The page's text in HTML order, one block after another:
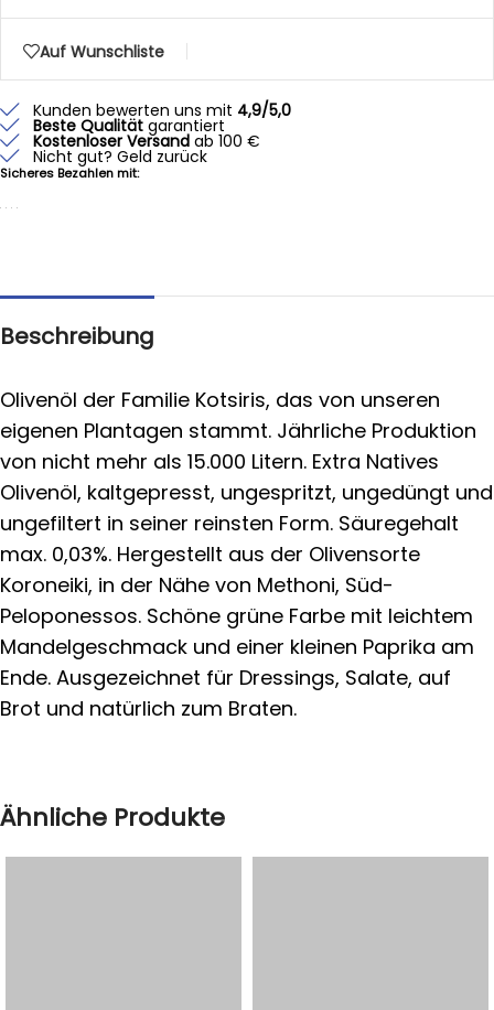
Auf Wunschliste
Kunden bewerten uns mit 4,9/5,0
Beste Qualität garantiert
Kostenloser Versand ab 100 €
Nicht gut? Geld zurück
Sicheres Bezahlen mit:
Beschreibung
Olivenöl der Familie Kotsiris, das von unseren
eigenen Plantagen stammt. Jährliche Produktion
von nicht mehr als 15.000 Litern. Extra Natives
Olivenöl, kaltgepresst, ungespritzt, ungedüngt und
ungefiltert in seiner reinsten Form. Säuregehalt
max. 0,03%. Hergestellt aus der Olivensorte
Koroneiki, in der Nähe von Methoni, Süd-
Peloponessos. Schöne grüne Farbe mit leichtem
Mandelgeschmack und einer kleinen Paprika am
Ende. Ausgezeichnet für Dressings, Salate, auf
Brot und natürlich zum Braten.
Ähnliche Produkte